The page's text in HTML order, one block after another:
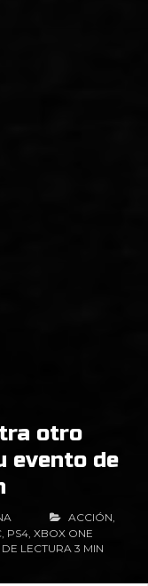
otro
evento de
ACCIÓN,
, PS4, XBOX ONE
LECTURA 3 MIN